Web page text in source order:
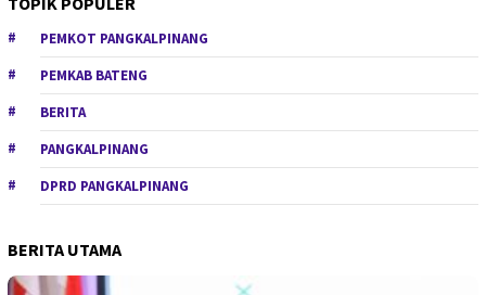
PEMKOT PANGKALPINANG
PEMKAB BATENG
BERITA
PANGKALPINANG
DPRD PANGKALPINANG
BERITA UTAMA